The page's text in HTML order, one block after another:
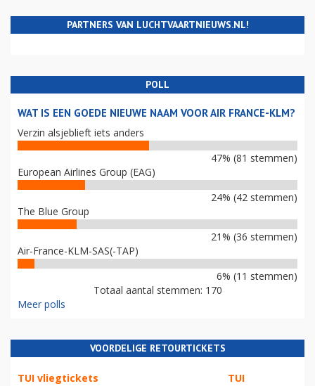
PARTNERS VAN LUCHTVAARTNIEUWS.NL!
POLL
WAT IS EEN GOEDE NIEUWE NAAM VOOR AIR FRANCE-KLM?
Verzin alsjeblieft iets anders
47% (81 stemmen)
European Airlines Group (EAG)
24% (42 stemmen)
The Blue Group
21% (36 stemmen)
Air-France-KLM-SAS(-TAP)
6% (11 stemmen)
Totaal aantal stemmen: 170
Meer polls
VOORDELIGE RETOURTICKETS
TUI vliegtickets TUI